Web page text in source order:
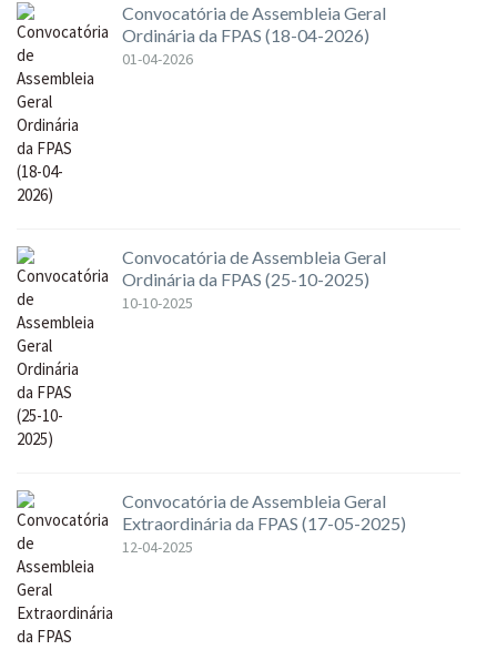
Convocatória de Assembleia Geral
Ordinária da FPAS (18-04-2026)
01-04-2026
Convocatória de Assembleia Geral
Ordinária da FPAS (25-10-2025)
10-10-2025
Convocatória de Assembleia Geral
Extraordinária da FPAS (17-05-2025)
12-04-2025